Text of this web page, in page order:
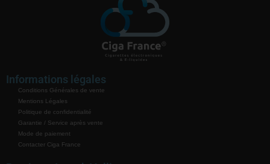
Informations légales
Conditions Générales de vente
Mentions Légales
Politique de confidentialité
Garantie / Service après vente
Mode de paiement
Contacter Ciga France